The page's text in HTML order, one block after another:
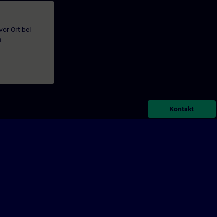
Ort bei
Kontakt